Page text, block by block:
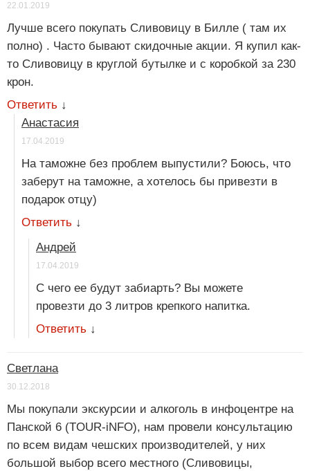
22.01.2019
Лучше всего покупать Сливовицу в Билле ( там их
полно) . Часто бывают скидочные акции. Я купил как-
то Сливовицу в круглой бутылке и с коробкой за 230
крон.
Ответить ↓
Анастасия
17.04.2019
На таможне без проблем выпустили? Боюсь, что
заберут на таможне, а хотелось бы привезти в
подарок отцу)
Ответить ↓
Андрей
17.04.2019
С чего ее будут забиарть? Вы можете
провезти до 3 литров крепкого напитка.
Ответить ↓
Светлана
30.12.2018
Мы покупали экскурсии и алкоголь в инфоцентре на
Панской 6 (TOUR-iNFO), нам провели консультацию
по всем видам чешских производителей, у них
большой выбор всего местного (Сливовицы,